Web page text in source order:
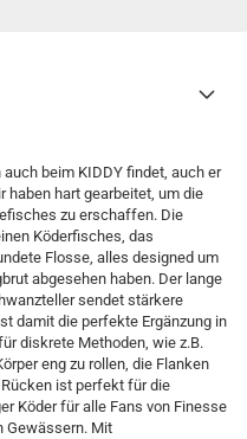
beim KIDDY findet, auch er
haben hart gearbeitet, um die
zu erschaffen. Die
Köderfisches, das
Flosse, alles designed um
abgesehen haben. Der lange
sendet stärkere
damit die perfekte Ergänzung in
diskrete Methoden, wie z.B.
eng zu rollen, die Flanken
ist perfekt für die
Köder für alle Fans von Finesse
Gewässern. Mit